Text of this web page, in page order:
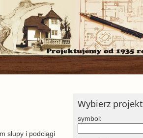
słupy i podciągi
Wybierz projekt
symbol: